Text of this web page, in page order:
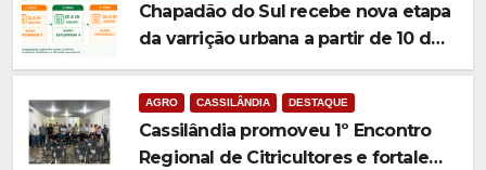
Chapadão do Sul recebe nova etapa
da varrição urbana a partir de 10 de
agosto
AGRO CASSILÂNDIA DESTAQUE
Cassilândia promoveu 1º Encontro
Regional de Citricultores e fortalece